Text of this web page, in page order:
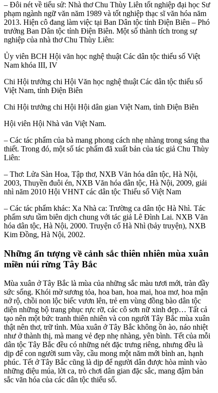
– Đôi nét về tiểu sử: Nhà thơ Chu Thùy Liên tốt nghiệp đại học Sư
phạm ngành ngữ văn năm 1989 và tốt nghiệp thạc sĩ văn hóa năm
2013. Hiện cô đang làm việc tại Ban Dân tộc tỉnh Điện Biên – Phó
trưởng Ban Dân tộc tỉnh Điện Biên. Một số thành tích trong sự
nghiệp của nhà thơ Chu Thùy Liên:
Ủy viên BCH Hội văn học nghệ thuật Các dân tộc thiểu số Việt
Nam khóa III, IV
Chi Hội trưởng chi Hội Văn học nghệ thuật Các dân tộc thiểu số
Việt Nam, tỉnh Điện Biên
Chi Hội trưởng chi Hội Hội dân gian Việt Nam, tỉnh Điện Biên
Hội viên Hội Nhà văn Việt Nam.
– Các tác phẩm của bà mang phong cách nhẹ nhàng trong sáng tha
thiết. Trong đó, một số tác phẩm đã xuất bản của tác giả Chu Thùy
Liên:
– Thơ: Lửa Sàn Hoa, Tập thơ, NXB Văn hóa dân tộc, Hà Nội,
2003, Thuyền đuôi én, NXB Văn hóa dân tộc, Hà Nội, 2009, giải
nhì năm 2010 Hội VHNT các dân tộc Thiểu số Việt Nam
– Các tác phẩm khác: Xa Nhà ca: Trường ca dân tộc Hà Nhì. Tác
phẩm sưu tầm biên dịch chung với tác giả Lê Đình Lai. NXB Văn
hóa dân tộc, Hà Nội, 2000. Truyện cổ Hà Nhì (bảy truyện), NXB
Kim Đồng, Hà Nội, 2002.
Những ấn tượng về cảnh sắc thiên nhiên mùa xuân
miền núi rừng Tây Bắc
Mùa xuân ở Tây Bắc là mùa của những sắc màu tươi mới, tràn đầy
sức sống. Khói mờ sương tỏa, hoa ban, hoa mai, hoa mơ, hoa mận
nở rộ, chồi non lộc biếc vươn lên, trẻ em vùng đồng bào dân tộc
diện những bộ trang phục rực rỡ, các cô sơn nữ xinh đẹp… Tất cả
tạo nên một bức tranh thiên nhiên và con người Tây Bắc mùa xuân
thật nên thơ, trữ tình. Mùa xuân ở Tây Bắc không ồn ào, náo nhiệt
như ở thành thị, mà mang vẻ đẹp nhẹ nhàng, yên bình. Tết của mỗi
dân tộc Tây Bắc đều có những nét đặc trưng riêng, nhưng đều là
dịp để con người sum vầy, cầu mong một năm mới bình an, hạnh
phúc. Tết ở Tây Bắc cũng là dịp để người dân được hòa mình vào
những điệu múa, lời ca, trò chơi dân gian đặc sắc, mang đậm bản
sắc văn hóa của các dân tộc thiểu số.